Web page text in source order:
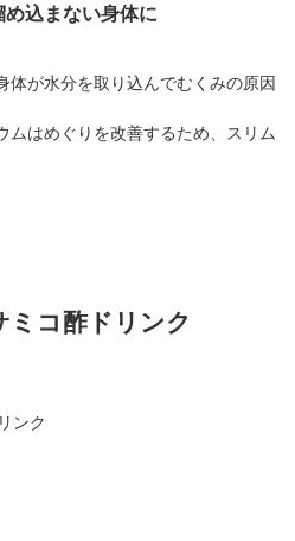
込まない身体に
体が水分を取り込んでむくみの原因
ムはめぐりを改善するため、スリム
ミコ酢ドリンク